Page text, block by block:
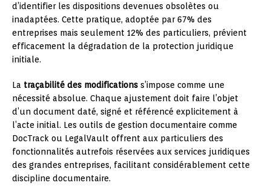
d’identifier les dispositions devenues obsolètes ou
inadaptées. Cette pratique, adoptée par 67% des
entreprises mais seulement 12% des particuliers, prévient
efficacement la dégradation de la protection juridique
initiale.
La traçabilité des modifications s’impose comme une
nécessité absolue. Chaque ajustement doit faire l’objet
d’un document daté, signé et référencé explicitement à
l’acte initial. Les outils de gestion documentaire comme
DocTrack ou LegalVault offrent aux particuliers des
fonctionnalités autrefois réservées aux services juridiques
des grandes entreprises, facilitant considérablement cette
discipline documentaire.